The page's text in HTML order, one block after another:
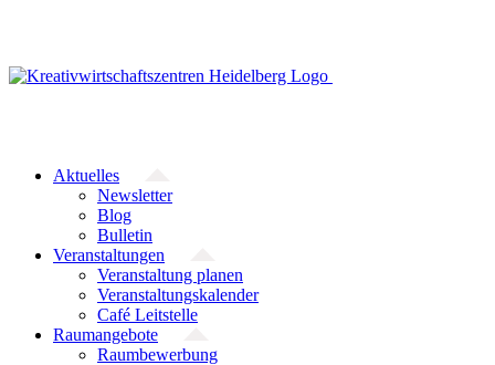
Aktuelles
Newsletter
Blog
Bulletin
Veranstaltungen
Veranstaltung planen
Veranstaltungskalender
Café Leitstelle
Raumangebote
Raumbewerbung